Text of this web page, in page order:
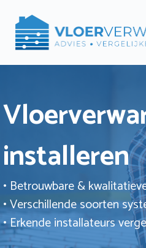
naar
installeren
• Betrouwbare &
• Verschillende soorten
• Erkende installateurs